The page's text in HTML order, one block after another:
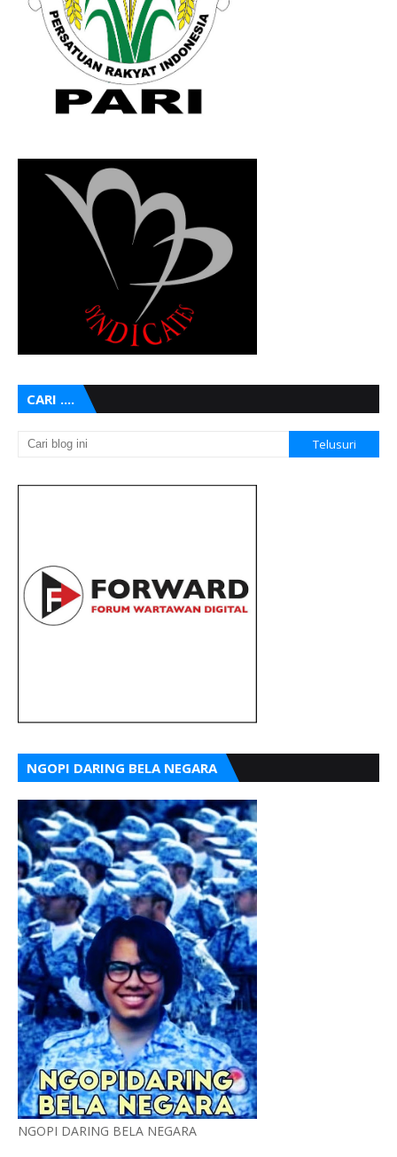
CARI ....
NGOPI DARING BELA NEGARA
NGOPI DARING BELA NEGARA